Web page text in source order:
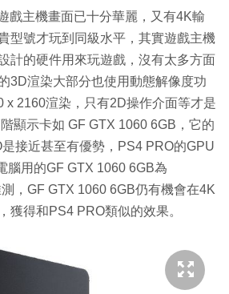
戲主機畫面已十分華麗，又有4K輸
型號才玩到同級水平，其實遊戲主機
計的硬件用來玩遊戲，沒有太多方面
3D渲染大部分也使用動態解像度功
x 2160渲染，只有2D操作介面等才是
顯示卡如 GF GTX 1060 6GB，它的
接近甚至有優勢，PS4 PRO的GPU
腦用的GF GTX 1060 6GB為
，GF GTX 1060 6GB仍有機會在4K
獲得和PS4 PRO類似的效果。